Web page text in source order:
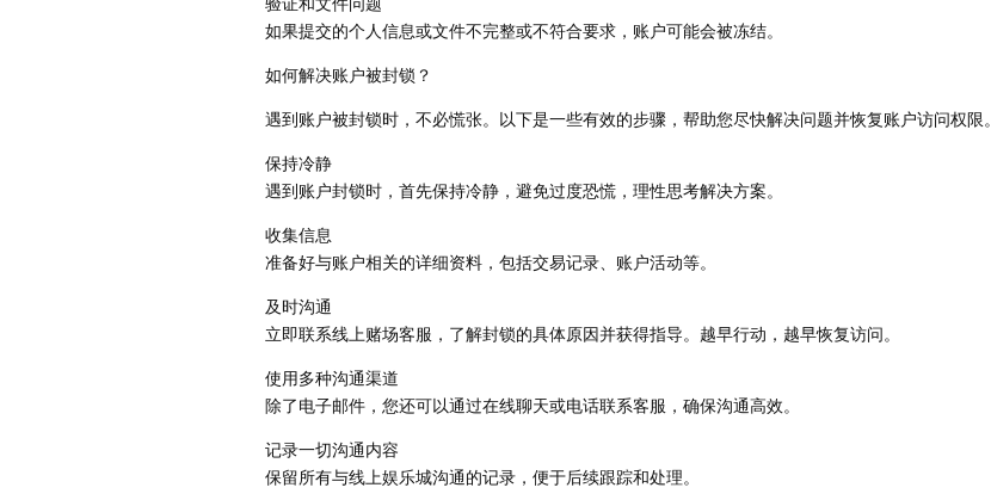
如果提交的个人信息或文件不完整或不符合要求，账户可能会被冻结。
如何解决账户被封锁？
遇到账户被封锁时，不必慌张。以下是一些有效的步骤，帮助您尽快解决问题并恢复账户访问权限。
保持冷静
遇到账户封锁时，首先保持冷静，避免过度恐慌，理性思考解决方案。
收集信息
准备好与账户相关的详细资料，包括交易记录、账户活动等。
及时沟通
立即联系线上赌场客服，了解封锁的具体原因并获得指导。越早行动，越早恢复访问。
使用多种沟通渠道
除了电子邮件，您还可以通过在线聊天或电话联系客服，确保沟通高效。
记录一切沟通内容
保留所有与线上娱乐城沟通的记录，便于后续跟踪和处理。